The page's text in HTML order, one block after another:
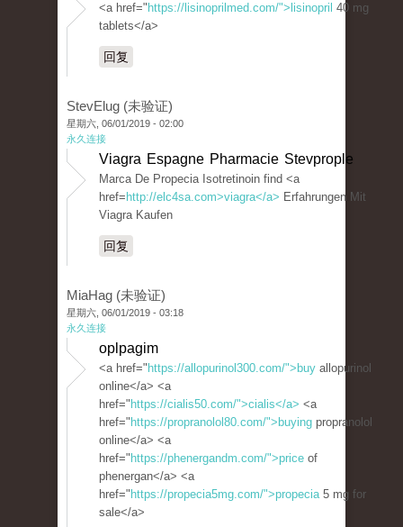
<a href=" https://lisinoprilmed.com/">lisinopril 40 mg
tablets</a>
回复
StevElug (未验证)
星期六, 06/01/2019 - 02:00
永久连接
Viagra Espagne Pharmacie Stevprople
Marca De Propecia Isotretinoin find <a
href= http://elc4sa.com>viagra</a> Erfahrungen Mit
Viagra Kaufen
回复
MiaHag (未验证)
星期六, 06/01/2019 - 03:18
永久连接
oplpagim
<a href=" https://allopurinol300.com/">buy allopurinol
online</a> <a
href=" https://cialis50.com/">cialis</a> <a
href=" https://propranolol80.com/">buying propranolol
online</a> <a
href=" https://phenergandm.com/">price of
phenergan</a> <a
href=" https://propecia5mg.com/">propecia5 mg for
sale</a>